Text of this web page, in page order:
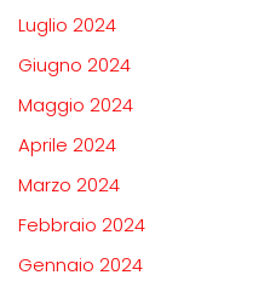
Luglio 2024
Giugno 2024
Maggio 2024
Aprile 2024
Marzo 2024
Febbraio 2024
Gennaio 2024